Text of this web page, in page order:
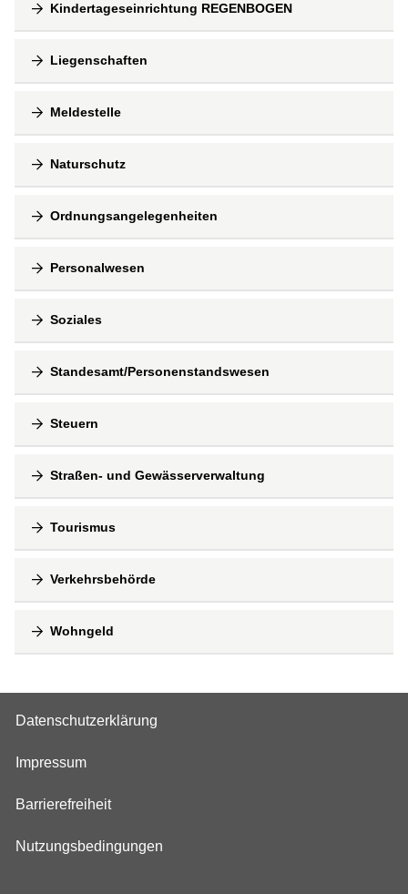
Kindertageseinrichtung REGENBOGEN
Liegenschaften
Meldestelle
Naturschutz
Ordnungsangelegenheiten
Personalwesen
Soziales
Standesamt/Personenstandswesen
Steuern
Straßen- und Gewässerverwaltung
Tourismus
Verkehrsbehörde
Wohngeld
Datenschutzerklärung
Impressum
Barrierefreiheit
Nutzungsbedingungen